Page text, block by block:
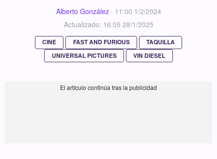
Alberto González· 11:00 1/2/2024
Actualizado: 16:05 28/1/2025
CINE FAST AND FURIOUS
TAQUILLA
UNIVERSAL PICTURES
VIN DIESEL